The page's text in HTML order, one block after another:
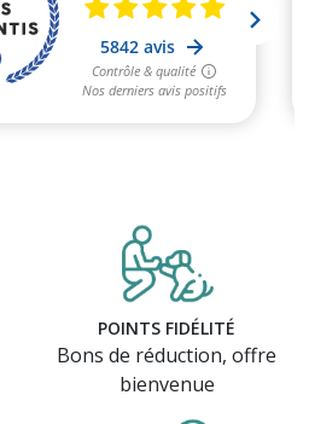
POINTS FIDÉLITÉ
Bons de réduction, offre
bienvenue